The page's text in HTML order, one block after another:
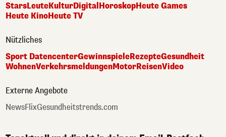
StarsLeuteKulturDigital HoroskopHeute Games
Heute KinoHeute TV
Nützliches
Sport DatencenterGewinnspieleRezepteGesundheit
WohnenVerkehrsmeldungenMotorReisenVideo
Externe Angebote
NewsFlixGesundheitstrends.com